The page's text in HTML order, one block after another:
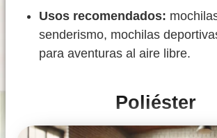
Usos recomendados:
senderismo, mochilas
para aventuras al aire libre.
Poliéster